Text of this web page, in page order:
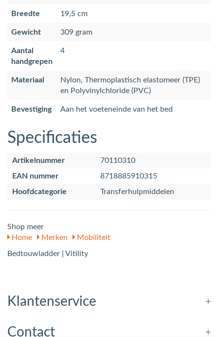
Breedte 19,5 cm
Gewicht 309 gram
Aantal
handgrepen
4
Materiaal
Nylon, Thermoplastisch elastomeer (TPE)
en Polyvinylchloride (PVC)
Bevestiging Aan het voeteneinde van het bed
Specificaties
Artikelnummer
70110310
EAN nummer
8718885910315
Hoofdcategorie
Transferhulpmiddelen
Shop meer
Home
Merken Mobiliteit
Bedtouwladder | Vitility
Klantenservice
Contact